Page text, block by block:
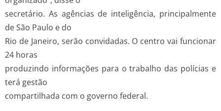
secretário. As agências de inteligência, principalmente
de São Paulo e do
Rio de Janeiro, serão convidadas. O centro vai funcionar
24 horas
produzindo informações para o trabalho das polícias e
terá gestão
compartilhada com o governo federal.